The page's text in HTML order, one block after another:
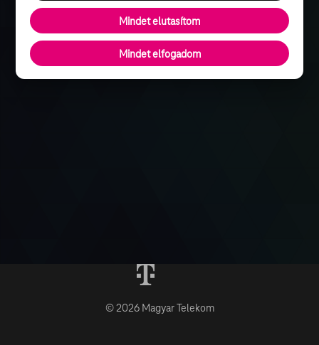
© 2026 Magyar Telekom
Mindet elutasítom
Mindet elfogadom